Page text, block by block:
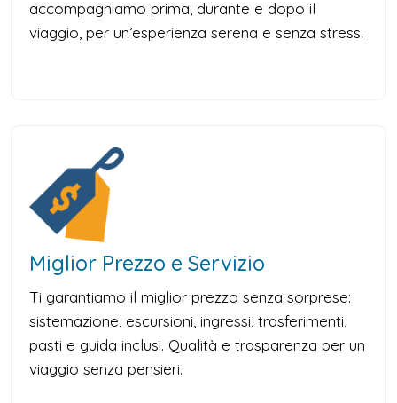
accompagniamo prima, durante e dopo il
viaggio, per un’esperienza serena e senza stress.
Miglior Prezzo e Servizio
Ti garantiamo il miglior prezzo senza sorprese:
sistemazione, escursioni, ingressi, trasferimenti,
pasti e guida inclusi. Qualità e trasparenza per un
viaggio senza pensieri.